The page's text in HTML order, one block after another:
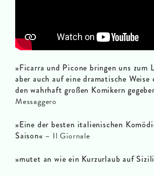
»Ficarra und Picone bringen uns zum
aber auch auf eine dramatische
den wahrhaft großen Komikern
Messaggero
»Eine der besten italienischen
Saison« – Il Giornale
»mutet an wie ein Kurzurlaub auf